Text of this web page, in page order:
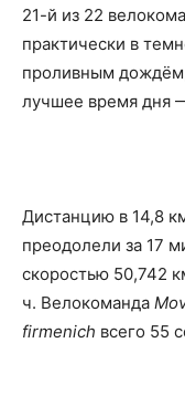
21-й из 22
практически в
проливным
лучшее время дня
Дистанцию в 14,8
преодолели за 17
скоростью 50,742
ч. Велокоманда
firmenich всего 55